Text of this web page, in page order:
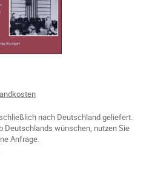
nach Deutschland geliefert.
Deutschlands wünschen, nutzen Sie
Anfrage.